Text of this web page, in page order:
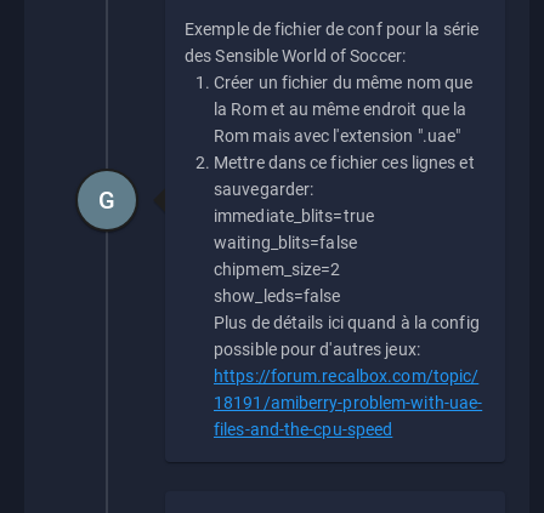
Exemple de fichier de conf pour la série
des Sensible World of Soccer:
Créer un fichier du même nom que
la Rom et au même endroit que la
Rom mais avec l'extension ".uae"
Mettre dans ce fichier ces lignes et
sauvegarder:
immediate_blits=true
waiting_blits=false
chipmem_size=2
show_leds=false
Plus de détails ici quand à la config
possible pour d'autres jeux:
https://forum.recalbox.com/topic/
18191/amiberry-problem-with-uae-
files-and-the-cpu-speed
G